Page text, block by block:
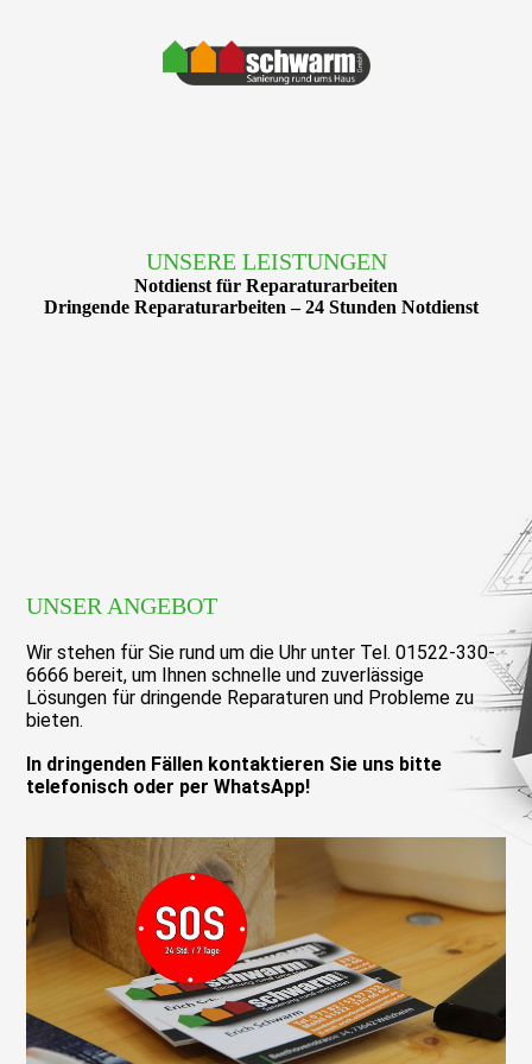
UNSERE LEISTUNGEN
Notdienst für Reparaturarbeiten
Dringende Reparaturarbeiten – 24 Stunden Notdienst
UNSER ANGEBOT
Wir stehen für Sie rund um die Uhr unter Tel. 01522-330-
6666 bereit, um Ihnen schnelle und zuverlässige
Lösungen für dringende Reparaturen und Probleme zu
bieten.
In dringenden Fällen kontaktieren Sie uns bitte
telefonisch oder per WhatsApp!